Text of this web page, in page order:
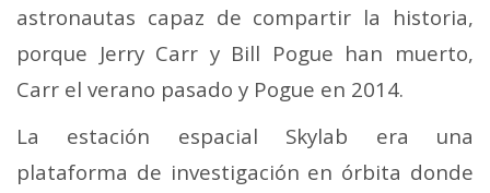
astronautas capaz de compartir la historia,
porque Jerry Carr y Bill Pogue han muerto,
Carr el verano pasado y Pogue en 2014.
La estación espacial Skylab era una
plataforma de investigación en órbita donde